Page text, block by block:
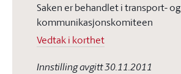
Saken er behandlet i transport- og
kommunikasjonskomiteen
Vedtak i korthet
Innstilling avgitt 30.11.2011